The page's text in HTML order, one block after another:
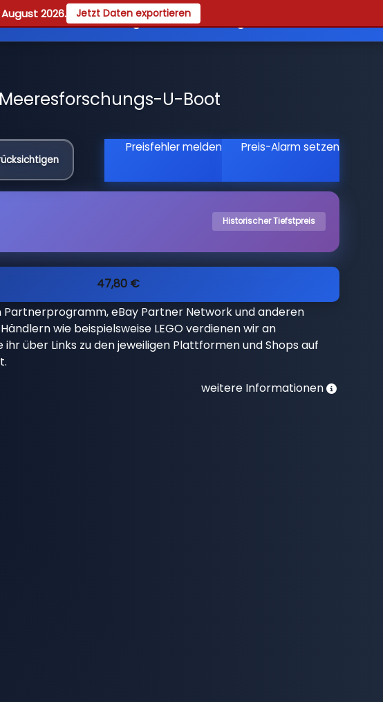
2026. Jetzt Daten exportieren
Guides Registrieren
U-Boot
Preisfehler melden Preis-Alarm setzen
Historischer Tiefstpreis
47,80 €
Partnerprogramm, eBay Partner Network und anderen
wie beispielsweise LEGO verdienen wir an
über Links zu den jeweiligen Plattformen und Shops auf
weitere Informationen